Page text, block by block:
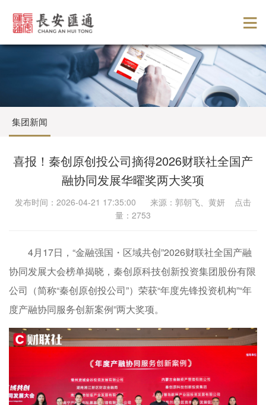
集团新闻
喜报！秦创原创投公司摘得2026财联社全国产
融协同发展华曜奖两大奖项
发布时间：2026-04-21 17:35:00 来源：郭朝飞、黄妍 点击
量：2753
4月17日，“金融强国・区域共创”2026财联社全国产融
协同发展大会榜单揭晓，秦创原科技创新投资集团股份有限
公司（简称“秦创原创投公司”）荣获“年度先锋投资机构”“年
度产融协同服务创新案例”两大奖项。